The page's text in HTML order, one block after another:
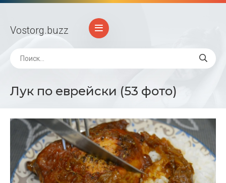
Vostorg.buzz
Лук по еврейски (53 фото)